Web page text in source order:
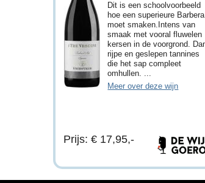
Dit is een schoolvoorbeeld
hoe een superieure Barbera
moet smaken.Intens van
smaak met vooral fluwelen
kersen in de voorgrond.
rijpe en geslepen tannines
die het sap compleet
omhullen. ...
Meer over deze wijn
Prijs: € 17,95,-